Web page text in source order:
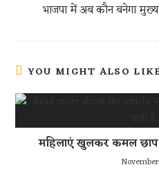
भाजपा में अब कौन बनेगा
YOU MIGHT ALSO
महिलाएं खुलकर कमल छाप